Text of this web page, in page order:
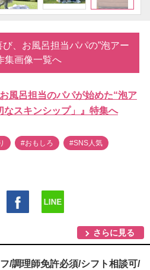
、お風呂担当パパの”泡アー
集画像一覧へ
風呂担当のパパが始めた“泡ア
なスキンシップ」』特集へ
#おもしろ #SNS人気
さらに見る
/調理師免許必須/シフト相談可/